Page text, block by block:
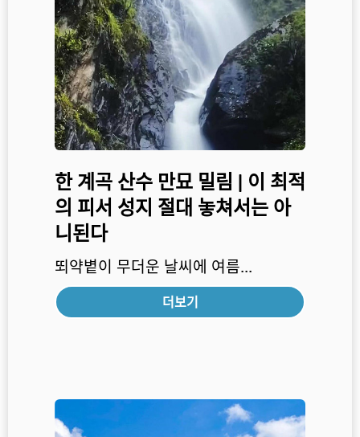
한 계곡 산수 만묘 밀림 | 이 최적
의 피서 성지 절대 놓쳐서는 아
니된다
뙤약볕이 무더운 날씨에 여름...
더보기